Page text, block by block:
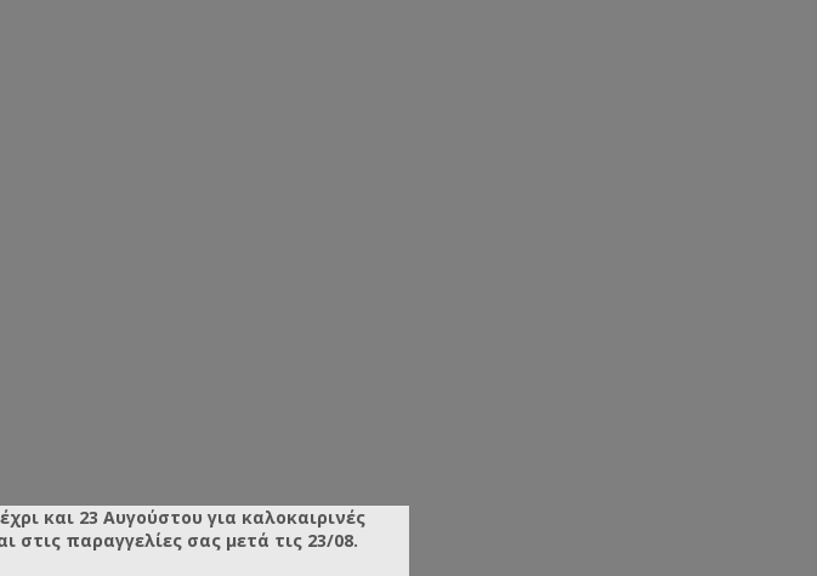
και 23 Αυγούστου για καλοκαιρινές
παραγγελίες σας μετά τις 23/08.